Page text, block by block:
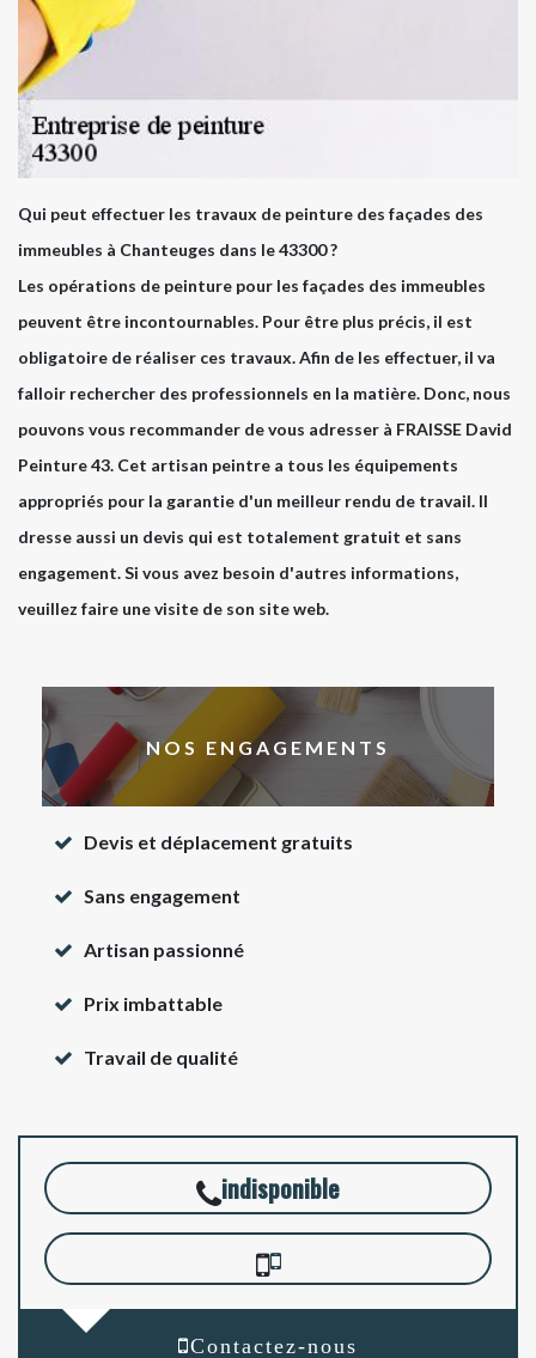
Qui peut effectuer les travaux de peinture des façades des
immeubles à Chanteuges dans le 43300 ?
Les opérations de peinture pour les façades des immeubles
peuvent être incontournables. Pour être plus précis, il est
obligatoire de réaliser ces travaux. Afin de les effectuer, il va
falloir rechercher des professionnels en la matière. Donc, nous
pouvons vous recommander de vous adresser à FRAISSE David
Peinture 43. Cet artisan peintre a tous les équipements
appropriés pour la garantie d'un meilleur rendu de travail. Il
dresse aussi un devis qui est totalement gratuit et sans
engagement. Si vous avez besoin d'autres informations,
veuillez faire une visite de son site web.
NOS ENGAGEMENTS
Devis et déplacement gratuits
Sans engagement
Artisan passionné
Prix imbattable
Travail de qualité
indisponible
Contactez-nous